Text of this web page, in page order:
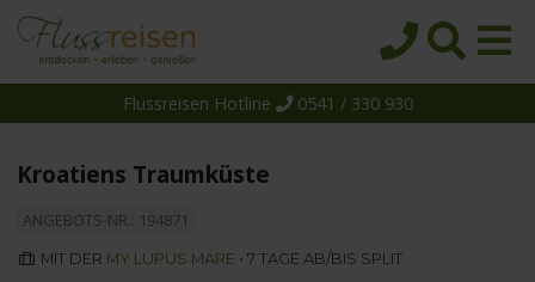
Flussreisen Hotline 0541 / 330 930
Kroatiens Traumküste
ANGEBOTS-NR.: 194871
MIT DER MY LUPUS MARE • 7 TAGE AB/BIS SPLIT